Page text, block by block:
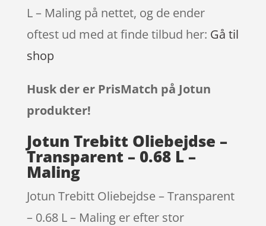
L – Maling på nettet, og de ender
oftest ud med at finde tilbud her: Gå til
shop
Husk der er PrisMatch på Jotun
produkter!
Jotun Trebitt Oliebejdse –
Transparent – 0.68 L –
Maling
Jotun Trebitt Oliebejdse – Transparent
– 0.68 L – Maling er efter stor